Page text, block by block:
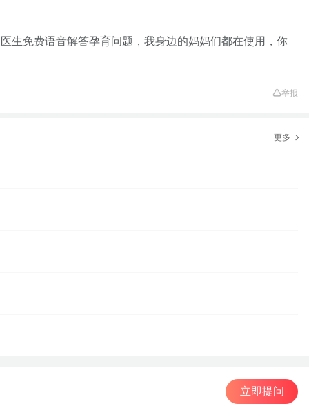
生免费语音解答孕育问题，我身边的妈妈们都在使用，你
举报
更多
立即提问